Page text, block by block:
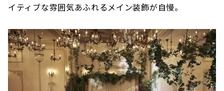
イティブな雰囲気あふれるメイン装飾が自慢。